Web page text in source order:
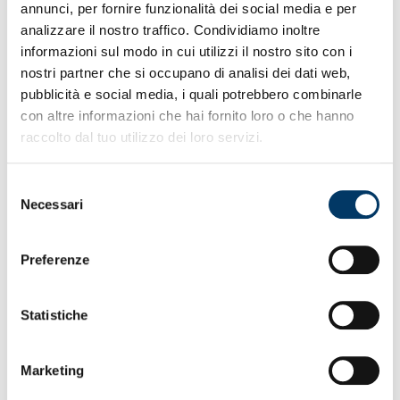
annunci, per fornire funzionalità dei social media e per
analizzare il nostro traffico. Condividiamo inoltre
informazioni sul modo in cui utilizzi il nostro sito con i
nostri partner che si occupano di analisi dei dati web,
pubblicità e social media, i quali potrebbero combinarle
con altre informazioni che hai fornito loro o che hanno
raccolto dal tuo utilizzo dei loro servizi.
delNecessari
Preferenze
Statistiche
Marketing
30,00€
ACQUISTA